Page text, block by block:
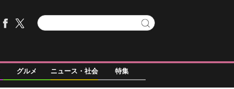
グルメ ニュース・社会 特集